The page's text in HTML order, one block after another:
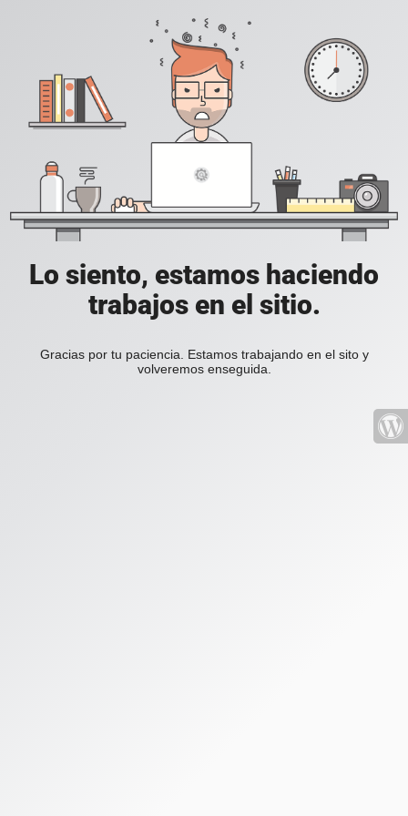
Lo siento, estamos haciendo
trabajos en el sitio.
Gracias por tu paciencia. Estamos trabajando en el sito y
volveremos enseguida.